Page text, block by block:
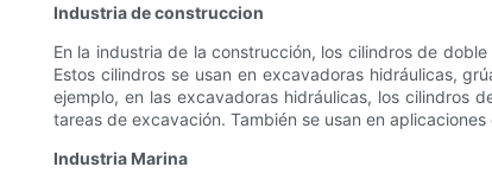
Industria de construccion
En la industria de la construcción, los cilindros de
Estos cilindros se usan en excavadoras hidráulicas,
ejemplo, en las excavadoras hidráulicas, los cilindros
tareas de excavación. También se usan en
Industria Marina